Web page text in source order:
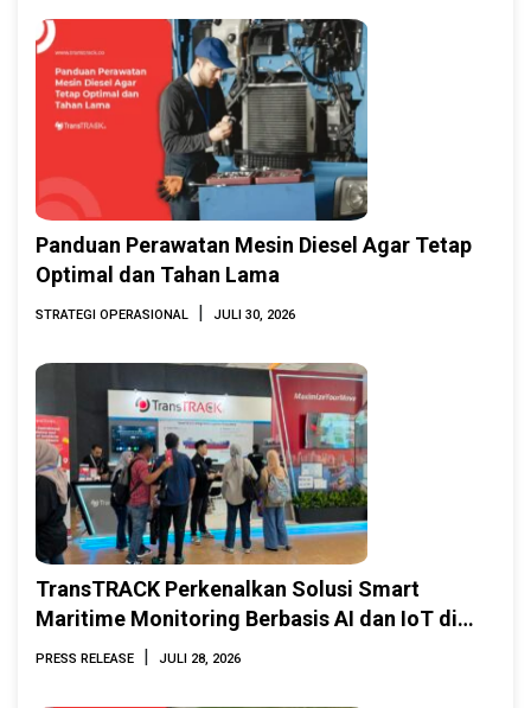
Panduan Perawatan Mesin Diesel Agar Tetap
Optimal dan Tahan Lama
STRATEGI OPERASIONAL | JULI 30, 2026
TransTRACK Perkenalkan Solusi Smart
Maritime Monitoring Berbasis AI dan IoT di
INAMARINE 2026
PRESS RELEASE | JULI 28, 2026